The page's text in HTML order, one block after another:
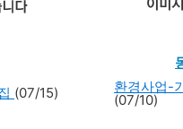
(07/15)
환경사업-
(07/10)